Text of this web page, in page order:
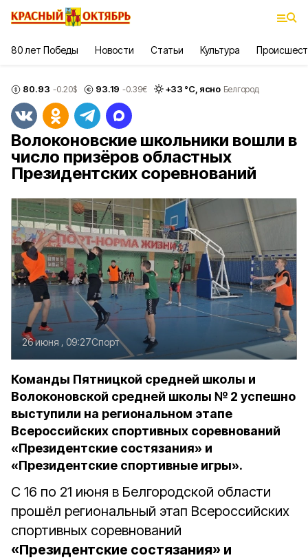
80 лет Победы Новости Статьи Культура
80.93 -0.20$ 93.19 -0.39€ +33 °С, ясно Белгород
Волоконовские школьники вошли в
число призёров областных
Президентских соревнований
26 июня , 09:27Спорт
Команды Пятницкой средней школы и
Волоконовской средней школы № 2 успешно
выступили на региональном этапе
Всероссийских спортивных соревнований
«Президентские состязания» и
«Президентские спортивные игры».
С 16 по 21 июня в Белгородской области
прошёл региональный этап Всероссийских
спортивных соревнований
«Президентские состязания» и